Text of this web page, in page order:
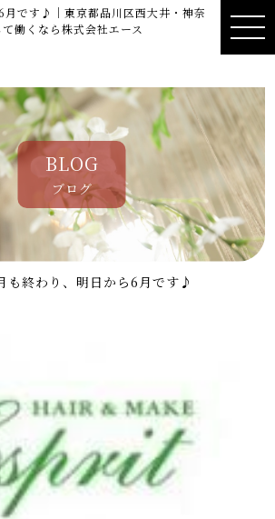
月です♪｜東京都品川区西大井・神奈
働くなら株式会社エース
BLOG
ブログ
も終わり、明日から6月です♪